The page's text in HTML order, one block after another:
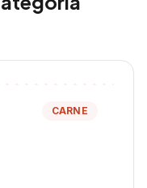
CARNE